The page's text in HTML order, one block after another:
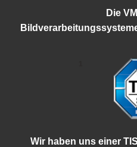
Die
Wir haben uns einer